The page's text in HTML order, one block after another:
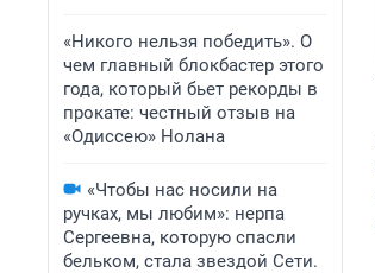
«Никого нельзя победить». О
чем главный блокбастер этого
года, который бьет рекорды в
прокате: честный отзыв на
«Одиссею» Нолана
«Чтобы нас носили на
ручках, мы любим»: нерпа
Сергеевна, которую спасли
бельком, стала звездой Сети.